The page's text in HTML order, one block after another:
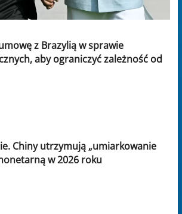
z Brazylią w sprawie
aby ograniczyć zależność od
Chiny utrzymują „umiarkowanie
w 2026 roku